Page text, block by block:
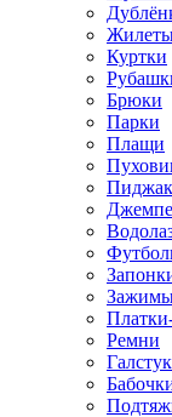
Куртки
Брюки
Парки
Плащи
Зажимы
Ремни